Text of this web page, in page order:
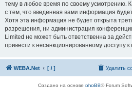
тему в любое время по своему усмотрению.
с тем, что введённая вами информация
Хотя эта информация не будет открыта
разрешения, ни администрация
Limited не может быть ответственна за
привести к несанкционированному доступу к
WEBA.Net [ / ] Удалить
Создано на основе phpBB® Forum